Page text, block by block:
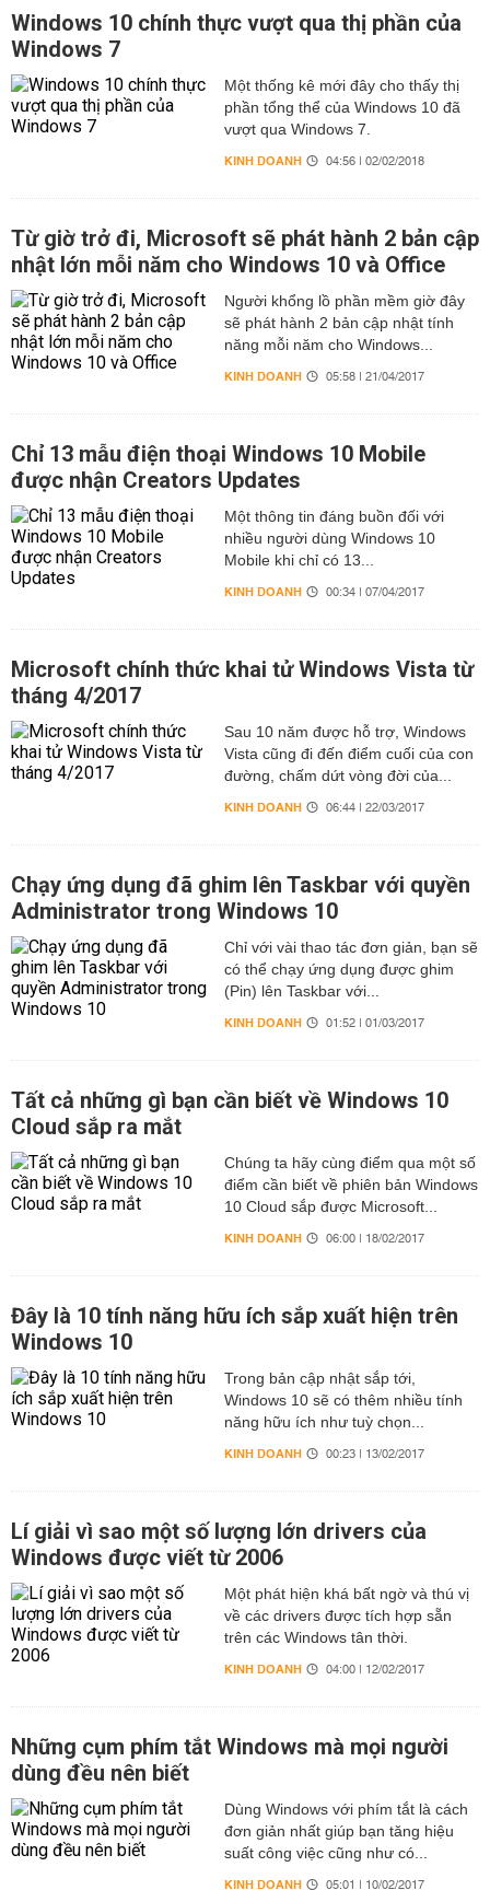
Windows 10 chính thực vượt qua thị phần của
Windows 7
Một thống kê mới đây cho thấy thị
phần tổng thể của Windows 10 đã
vượt qua Windows 7.
KINH DOANH 04:56 | 02/02/2018
Từ giờ trở đi, Microsoft sẽ phát hành 2 bản cập
nhật lớn mỗi năm cho Windows 10 và Office
Người khổng lồ phần mềm giờ đây
sẽ phát hành 2 bản cập nhật tính
năng mỗi năm cho Windows...
KINH DOANH 05:58 | 21/04/2017
Chỉ 13 mẫu điện thoại Windows 10 Mobile
được nhận Creators Updates
Một thông tin đáng buồn đối với
nhiều người dùng Windows 10
Mobile khi chỉ có 13...
KINH DOANH 00:34 | 07/04/2017
Microsoft chính thức khai tử Windows Vista từ
tháng 4/2017
Sau 10 năm được hỗ trợ, Windows
Vista cũng đi đến điểm cuối của con
đường, chấm dứt vòng đời của...
KINH DOANH 06:44 | 22/03/2017
Chạy ứng dụng đã ghim lên Taskbar với quyền
Administrator trong Windows 10
Chỉ với vài thao tác đơn giản, bạn sẽ
có thể chạy ứng dụng được ghim
(Pin) lên Taskbar với...
KINH DOANH 01:52 | 01/03/2017
Tất cả những gì bạn cần biết về Windows 10
Cloud sắp ra mắt
Chúng ta hãy cùng điểm qua một số
điểm cần biết về phiên bản Windows
10 Cloud sắp được Microsoft...
KINH DOANH 06:00 | 18/02/2017
Đây là 10 tính năng hữu ích sắp xuất hiện trên
Windows 10
Trong bản cập nhật sắp tới,
Windows 10 sẽ có thêm nhiều tính
năng hữu ích như tuỳ chọn...
KINH DOANH 00:23 | 13/02/2017
Lí giải vì sao một số lượng lớn drivers của
Windows được viết từ 2006
Một phát hiện khá bất ngờ và thú vị
về các drivers được tích hợp sẵn
trên các Windows tân thời.
KINH DOANH 04:00 | 12/02/2017
Những cụm phím tắt Windows mà mọi người
dùng đều nên biết
Dùng Windows với phím tắt là cách
đơn giản nhất giúp bạn tăng hiệu
suất công việc cũng như có...
KINH DOANH 05:01 | 10/02/2017